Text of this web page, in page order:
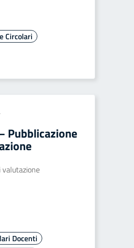
Circolari
Pubblicazione
valutazione
Docenti